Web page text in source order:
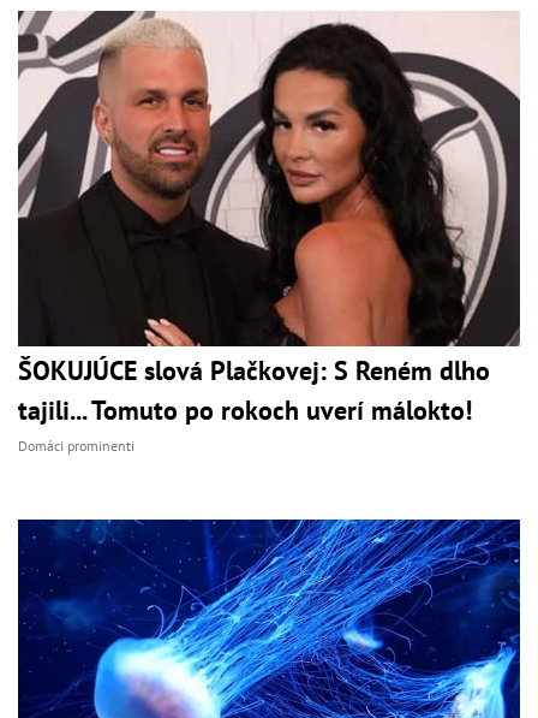
ŠOKUJÚCE slová Plačkovej: S Reném dlho
tajili... Tomuto po rokoch uverí málokto!
Domáci prominenti